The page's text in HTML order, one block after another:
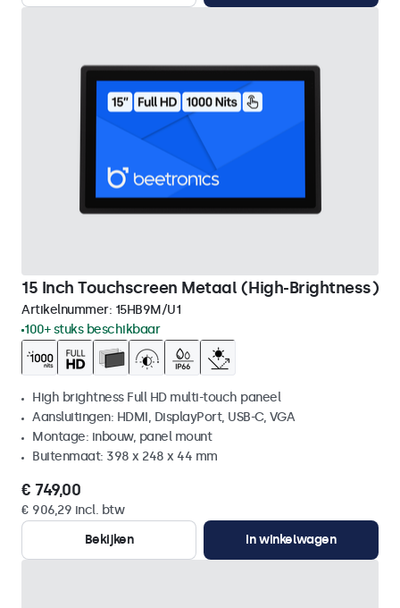
15 Inch Touchscreen Metaal (High-Brightness)
Artikelnummer: 15HB9M/U1
100+ stuks beschikbaar
High brightness Full HD multi-touch paneel
Aansluitingen: HDMI, DisplayPort, USB-C, VGA
Montage: inbouw, panel mount
Buitenmaat: 398 x 248 x 44 mm
€ 749,00
€ 906,29 incl. btw
Bekijken
In winkelwagen